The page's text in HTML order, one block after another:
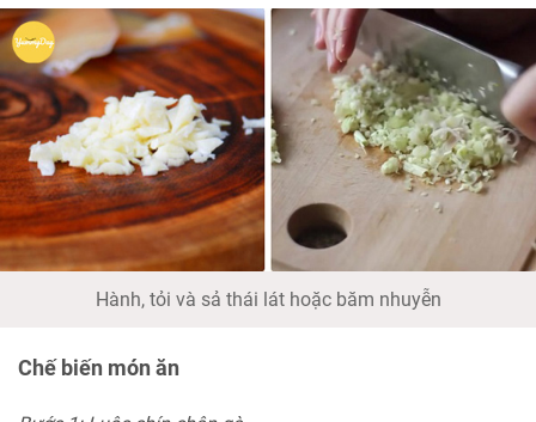
Hành, tỏi và sả thái lát hoặc băm nhuyễn
Chế biến món ăn